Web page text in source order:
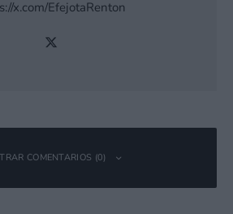
x.com/EfejotaRenton
COMENTARIOS (0)